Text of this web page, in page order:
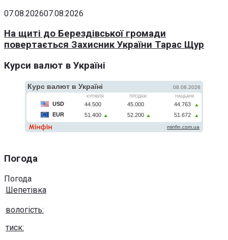
07.08.202607.08.2026
На щиті до Берездівської громади
повертається Захисник України Тарас Щур
Курси валют в Україні
Погода
Погода
Шепетівка
вологість:
тиск: